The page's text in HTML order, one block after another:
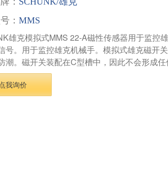
： MMS
雄克模拟式MMS 22-A磁性传感器用于监控
号。用于监控雄克机械手。模拟式雄克磁开
潮。磁开关装配在C型槽中，因此不会形成任
我询价